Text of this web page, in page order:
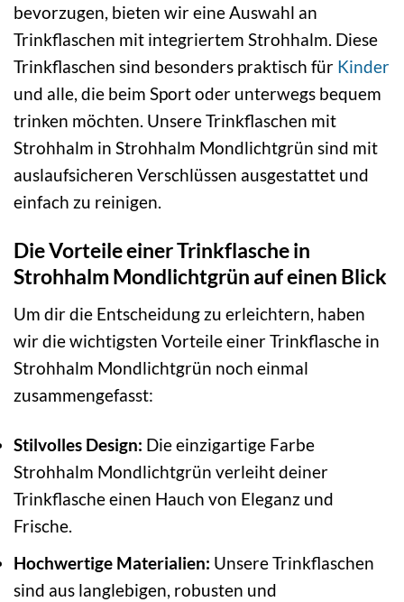
bevorzugen, bieten wir eine Auswahl an
Trinkflaschen mit integriertem Strohhalm. Diese
Trinkflaschen sind besonders praktisch für Kinder
und alle, die beim Sport oder unterwegs bequem
trinken möchten. Unsere Trinkflaschen mit
Strohhalm in Strohhalm Mondlichtgrün sind mit
auslaufsicheren Verschlüssen ausgestattet und
einfach zu reinigen.
Die Vorteile einer Trinkflasche in
Strohhalm Mondlichtgrün auf einen Blick
Um dir die Entscheidung zu erleichtern, haben
wir die wichtigsten Vorteile einer Trinkflasche in
Strohhalm Mondlichtgrün noch einmal
zusammengefasst:
Stilvolles Design: Die einzigartige Farbe
Strohhalm Mondlichtgrün verleiht deiner
Trinkflasche einen Hauch von Eleganz und
Frische.
Hochwertige Materialien: Unsere Trinkflaschen
sind aus langlebigen, robusten und